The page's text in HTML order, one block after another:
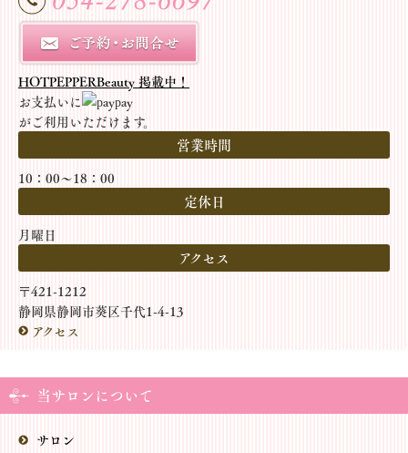
HOTPEPPERBeauty 掲載中！
お支払いに
がご利用いただけます。
営業時間
10：00～18：00
定休日
月曜日
アクセス
〒421-1212
静岡県静岡市葵区千代1-4-13
アクセス
当サロンについて
サロン